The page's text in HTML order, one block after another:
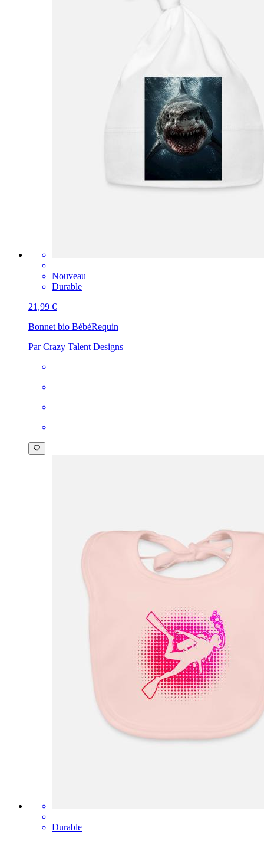
Nouveau
Durable
21,99 €
Bonnet bio BébéRequin
Par Crazy Talent Designs
Durable